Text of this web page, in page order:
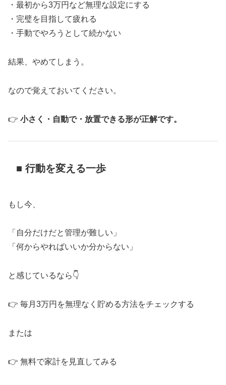
・最初から3万円など無理な設定にする
・完璧を目指して疲れる
・手動でやろうとして続かない
結果、やめてしまう。
なので覚えておいてください。
👉 小さく・自動で・放置できる形が正解です。
■ 行動を変える一歩
もし今、
「自分だけだと管理が難しい」
「何からやればいいか分からない」
と感じているなら👇
👉 毎月3万円を無理なく貯める方法をチェックする
または
👉 無料で家計を見直してみる